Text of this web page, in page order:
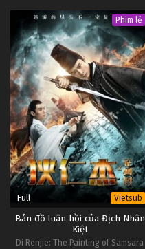
Phim lẻ
Full Vietsub
Bản đồ luân hồi của Địch Nhân
Kiệt
Di Renjie: The Painting of Samsara